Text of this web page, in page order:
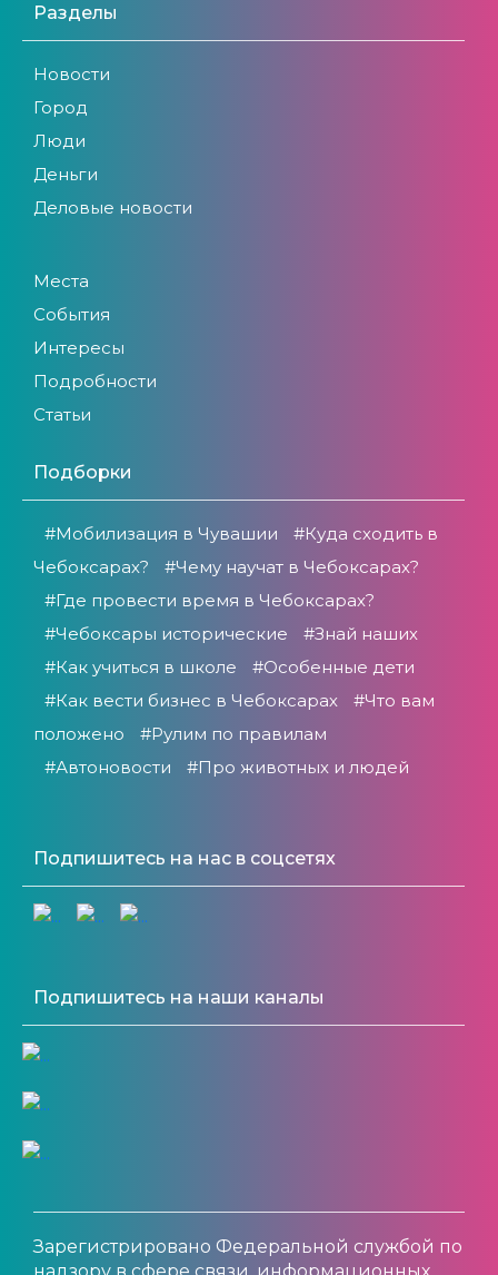
Разделы
Новости
Город
Люди
Деньги
Деловые новости
Места
События
Интересы
Подробности
Статьи
Подборки
#Мобилизация в Чувашии
#Куда сходить в
Чебоксарах?
#Чему научат в Чебоксарах?
#Где провести время в Чебоксарах?
#Чебоксары исторические
#Знай наших
#Как учиться в школе
#Особенные дети
#Как вести бизнес в Чебоксарах
#Что вам
положено
#Рулим по правилам
#Автоновости
#Про животных и людей
Подпишитесь на нас в соцсетях
Подпишитесь на наши каналы
Зарегистрировано Федеральной службой по
надзору в сфере связи, информационных